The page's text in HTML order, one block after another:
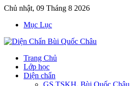
Chủ nhật, 09 Tháng 8 2026
Mục Lục
Trang Chủ
Lớp học
Diện chẩn
GS.TSKH. Bùi Quốc Châu